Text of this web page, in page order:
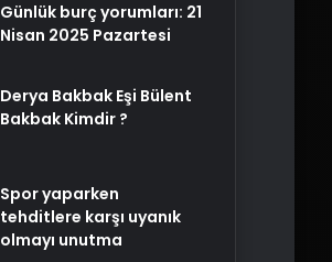
Günlük burç yorumları: 21
Nisan 2025 Pazartesi
Derya Bakbak Eşi Bülent
Bakbak Kimdir ?
Spor yaparken
tehditlere karşı uyanık
olmayı unutma